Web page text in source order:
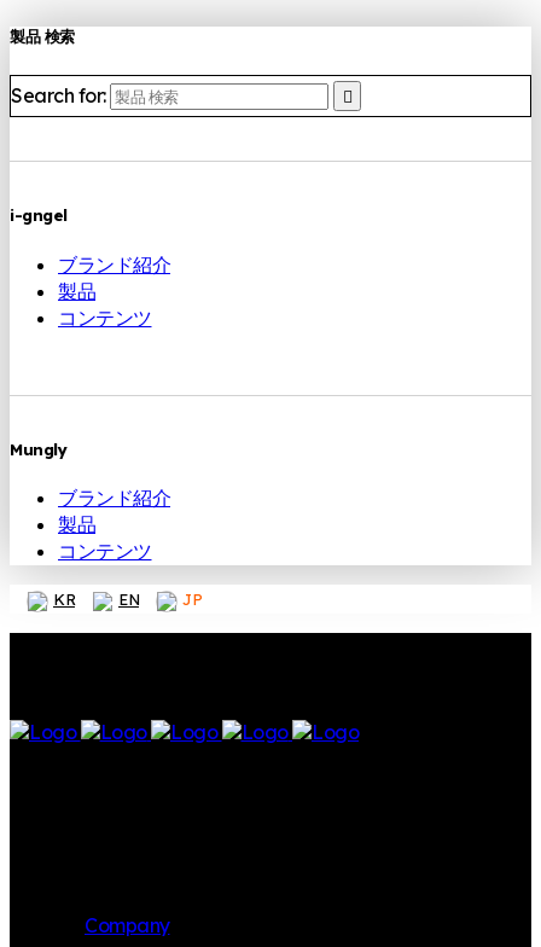
製品 検索
Search for:
i-gngel
ブランド紹介
製品
コンテンツ
Mungly
ブランド紹介
製品
コンテンツ
KR EN JP
Company